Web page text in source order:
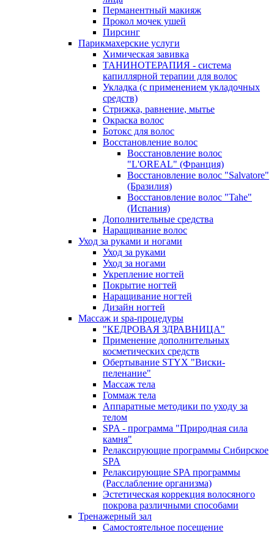
Перманентный макияж
Прокол мочек ушей
Пирсинг
Парикмахерские услуги
Химическая завивка
ТАНИНОТЕРАПИЯ - система
капиллярной терапии для волос
Укладка (с применением укладочных
средств)
Стрижка, равнение, мытье
Окраска волос
Ботокс для волос
Восстановление волос
Восстановление волос
"L'OREAL" (Франция)
Восстановление волос "Salvatore"
(Бразилия)
Восстановление волос "Tahe"
(Испания)
Дополнительные средства
Наращивание волос
Уход за руками и ногами
Уход за руками
Уход за ногами
Укрепление ногтей
Покрытие ногтей
Наращивание ногтей
Дизайн ногтей
Массаж и spa-процедуры
"КЕДРОВАЯ ЗДРАВНИЦА"
Применение дополнительных
косметических средств
Обертывание STYX "Виски-
пеленание"
Массаж тела
Гоммаж тела
Аппаратные методики по уходу за
телом
SPA - программа "Природная сила
камня"
Релаксирующие программы Сибирское
SPA
Релаксирующие SPA программы
(Расслабление организма)
Эстетическая коррекция волосяного
покрова различными способами
Тренажерный зал
Самостоятельное посещение